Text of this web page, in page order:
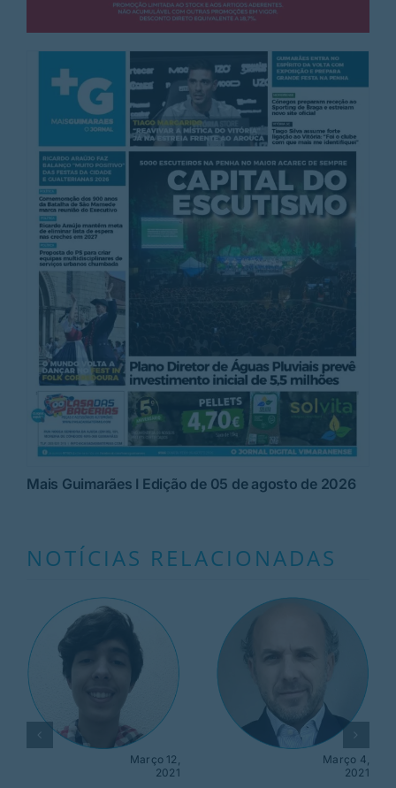
Mais Guimarães I Edição de 05 de agosto de 2026
NOTÍCIAS RELACIONADAS
Março 12,
2021
Março 4,
2021